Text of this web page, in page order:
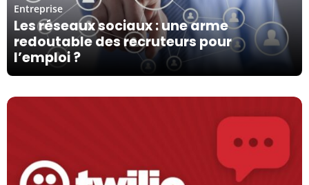
Les réseaux sociaux : une arme
redoutable des recruteurs pour
l’emploi ?
Entreprise